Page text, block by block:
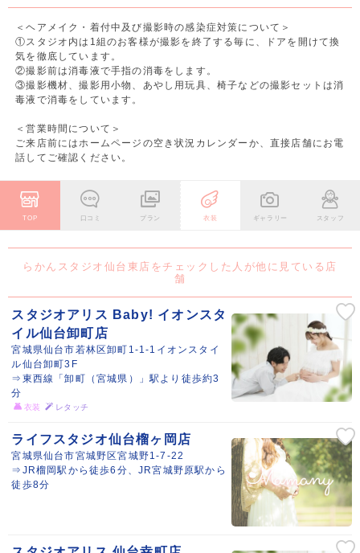
＜ヘアメイク・着付中及び撮影時の感染症対策について＞
①スタジオ内は1組のお客様が撮影を終了する毎に、ドアを開けて換
気を徹底しています。
②撮影前は消毒液で手指の消毒をします。
③撮影機材、撮影用小物、あやし用玩具、椅子などの撮影セットは消
毒液で消毒をしています。
＜営業時間について＞
ご来店前にはホームページの空き状況カレンダーか、直接店舗にお電
話してご確認ください。
TOP 口コミ プラン 衣装 ギャラリー スタッフ
らかんスタジオ仙台東店をチェックした人が他に見ている店
舗
スタジオアリス Baby! イオンスタ
イル仙台卸町店
宮城県仙台市若林区卸町1-1-1イオンスタイ
ル仙台卸町3F
⇒東西線「卸町（宮城県）」駅より徒歩約3
分
衣装 レタッチ
ライフスタジオ仙台榴ヶ岡店
宮城県仙台市宮城野区宮城野1-7-22
⇒JR榴岡駅から徒歩6分、JR宮城野原駅から
徒歩8分